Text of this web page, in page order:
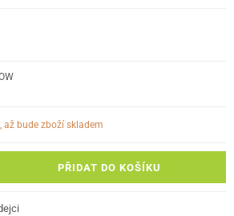
až bude zboží skladem
PŘIDAT DO KOŠÍKU